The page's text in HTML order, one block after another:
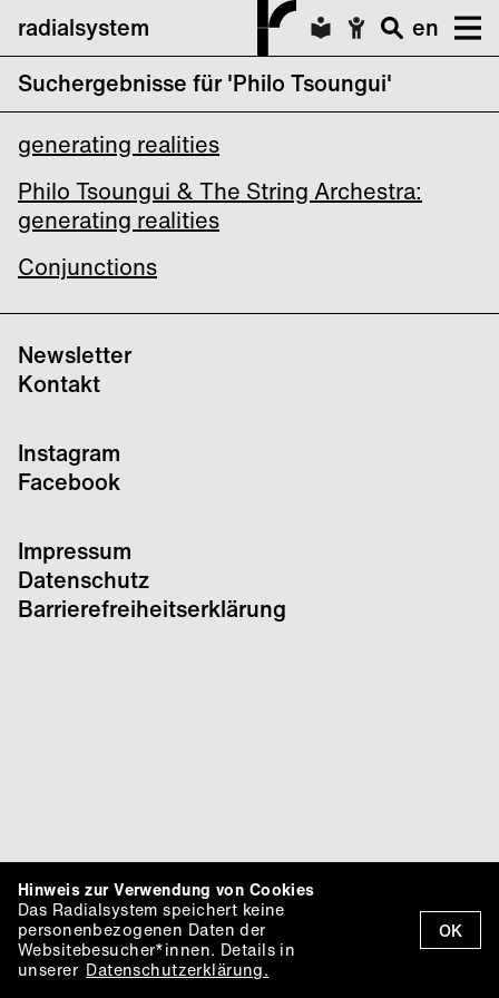
radialsystem
en
Suchergebnisse für 'Philo Tsoungui'
2050 – Unsere Utopien
generating realities
Philo Tsoungui & The String Archestra:
generating realities
Conjunctions
Newsletter
Kontakt
Instagram
Facebook
Impressum
Datenschutz
Barrierefreiheitserklärung
OK
Hinweis zur Verwendung von Cookies
Das Radialsystem speichert keine
personenbezogenen Daten der
Websitebesucher*innen. Details in
unserer Datenschutzerklärung.